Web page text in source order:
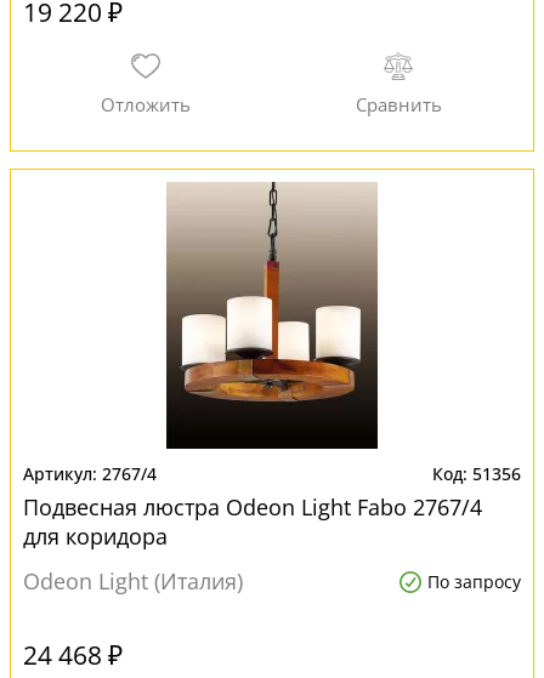
19 220 ₽
2767/4 51356
Подвесная люстра Odeon Light Fabo 2767/4
для коридора
Odeon Light (Италия)
По запросу
24 468 ₽